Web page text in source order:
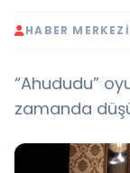
HABER MERKEZI
“Ahududu”
zamanda